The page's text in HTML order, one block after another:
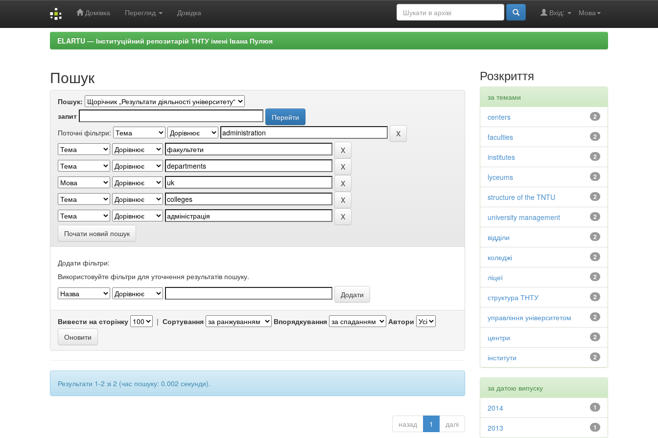
Домівка Перегляд Довідка Мова
Вхід:
ELARTU — Інституційний репозитарій ТНТУ імені Івана Пулюя
Пошук
Пошук:
запит
Поточні фільтри:
Почати новий пошук
Додати фільтри:
Використовуйте фільтри для уточнення результатів пошуку.
Вивести на сторінку | Сортування Впорядкування Автори
Результати 1-2 зі 2 (час пошуку: 0.002 секунди).
назад 1 далі
Розкриття
за темами
2
centers
2
faculties
2
institutes
2
lyceums
2
structure of the TNTU
2
university management
2
відділи
2
коледжі
2
ліцеї
2
структура ТНТУ
2
управління університетом
2
центри
2
інститути
за датою випуску
1
2014
1
2013